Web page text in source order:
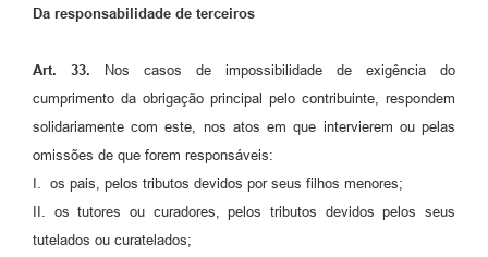
Da responsabilidade de terceiros
Art. 33. Nos casos de impossibilidade de exigência do
cumprimento da obrigação principal pelo contribuinte, respondem
solidariamente com este, nos atos em que intervierem ou pelas
omissões de que forem responsáveis:
I. os pais, pelos tributos devidos por seus filhos menores;
II. os tutores ou curadores, pelos tributos devidos pelos seus
tutelados ou curatelados;